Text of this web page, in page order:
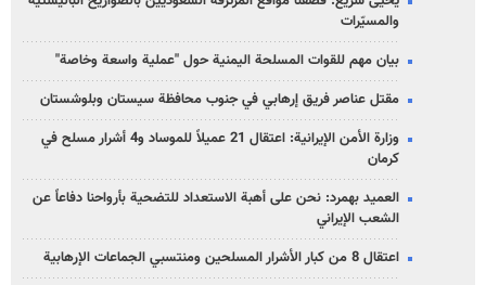
والمسيّرات
بيان مهم للقوات المسلحة اليمنية حول "عملية واسعة وخاصة"
مقتل عناصر فريق إرهابي في جنوب محافظة سيستان وبلوشستان
وزارة الأمن الإيرانية: اعتقال 21 عميلاً للموساد و4 أشرار مسلح في
كرمان
العميد بهمرد: نحن على أهبة الاستعداد للتضحية بأرواحنا دفاعاً عن
الشعب الإيراني
اعتقال 8 من كبار الأشرار المسلحين ومنتسبي الجماعات الإرهابية